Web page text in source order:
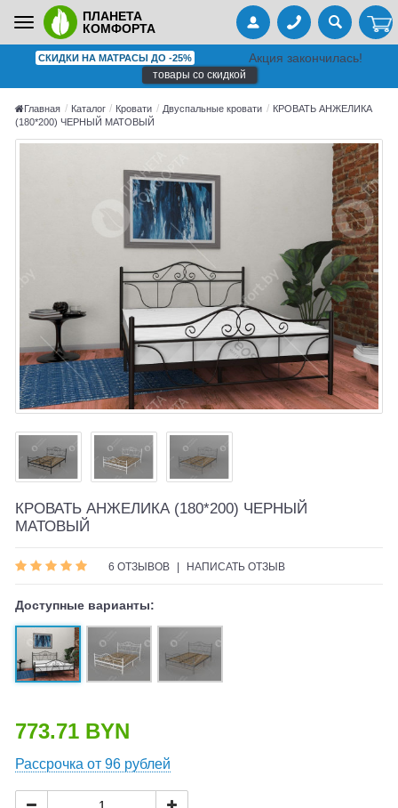
Toggle
navigation
ПЛАНЕТА
КОМФОРТА
СКИДКИ НА МАТРАСЫ ДО -25% Акция закончилась!
товары со скидкой
Главная Каталог Кровати Двуспальные кровати
КРОВАТЬ АНЖЕЛИКА
(180*200) ЧЕРНЫЙ МАТОВЫЙ
КРОВАТЬ АНЖЕЛИКА (180*200) ЧЕРНЫЙ
МАТОВЫЙ
6 ОТЗЫВОВ НАПИСАТЬ ОТЗЫВ
Доступные варианты:
773.71 BYN
Рассрочка от 96 рублей